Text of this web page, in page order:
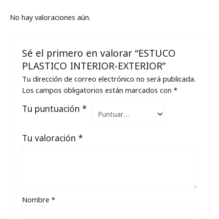
No hay valoraciones aún.
Sé el primero en valorar “ESTUCO
PLASTICO INTERIOR-EXTERIOR”
Tu dirección de correo electrónico no será publicada.
Los campos obligatorios están marcados con*
Tu puntuación*
Tu valoración*
Nombre*